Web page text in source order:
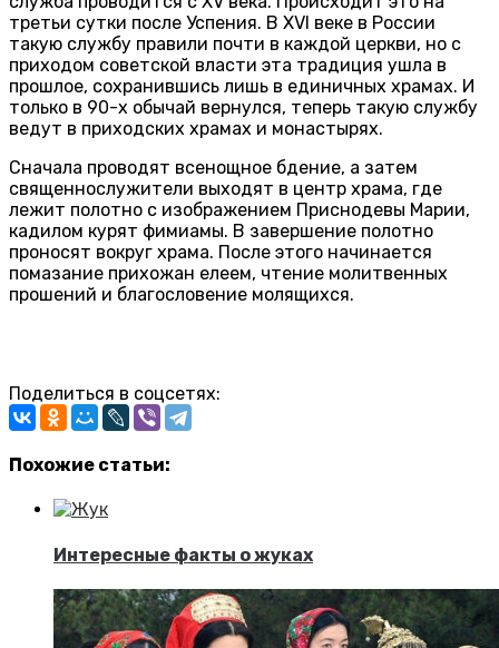
третьи сутки после Успения. В XVI веке в России
такую службу правили почти в каждой церкви, но с
приходом советской власти эта традиция ушла в
прошлое, сохранившись лишь в единичных храмах. И
только в 90-х обычай вернулся, теперь такую службу
ведут в приходских храмах и монастырях.
Сначала проводят всенощное бдение, а затем
священнослужители выходят в центр храма, где
лежит полотно с изображением Приснодевы Марии,
кадилом курят фимиамы. В завершение полотно
проносят вокруг храма. После этого начинается
помазание прихожан елеем, чтение молитвенных
прошений и благословение молящихся.
Поделиться в соцсетях:
Похожие статьи:
Интересные факты о жуках